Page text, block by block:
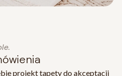
projekt tapety do akceptacji